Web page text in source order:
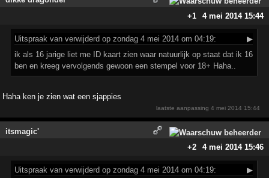
+1
4 mei 2014 15:44
Uitspraak van verwijderd op zondag 4 mei 2014 om 04:19:
▶
ik als 16 jarige liet me ID kaart zien waar natuurlijk op staat dat ik 16
ben en kreeg vervolgends gewoon een stempel voor 18+ Haha..
Haha ken je zien wat een sjappies
laatste aanpassing4 mei 2014 15:44
itsmagic'
+2
4 mei 2014 15:46
Uitspraak van verwijderd op zondag 4 mei 2014 om 04:19:
▶